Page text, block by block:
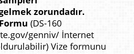
zorundadır.
(DS-160
genniv/ İnternet
Vize formunu